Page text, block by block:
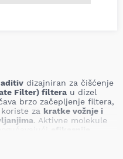
dizajniran za čišćenje
Filter) filtera u dizel
brzo začepljenje filtera,
za kratke vožnje i
. Aktivne molekule
efikasnije